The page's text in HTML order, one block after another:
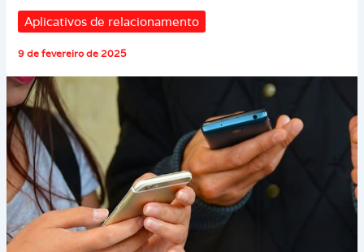
Aplicativos de relacionamento
9 de fevereiro de 2025